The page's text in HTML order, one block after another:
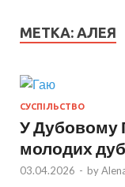
МЕТКА: АЛЕЯ
СУСПІЛЬСТВО
У Дубовому
молодих
03.04.2026 - by